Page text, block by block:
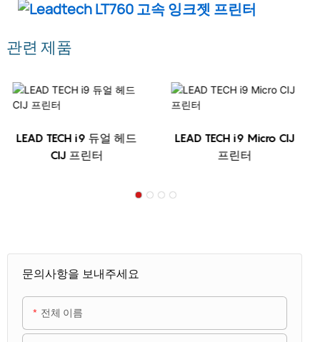
관련 제품
LEAD TECH i9 듀얼 헤드
CIJ 프린터
LEAD TECH i9 Micro CIJ
프린터
문의사항을 보내주세요
전체 이름